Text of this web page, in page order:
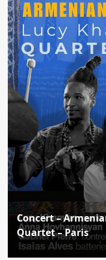
Concert –
Quartet – Paris